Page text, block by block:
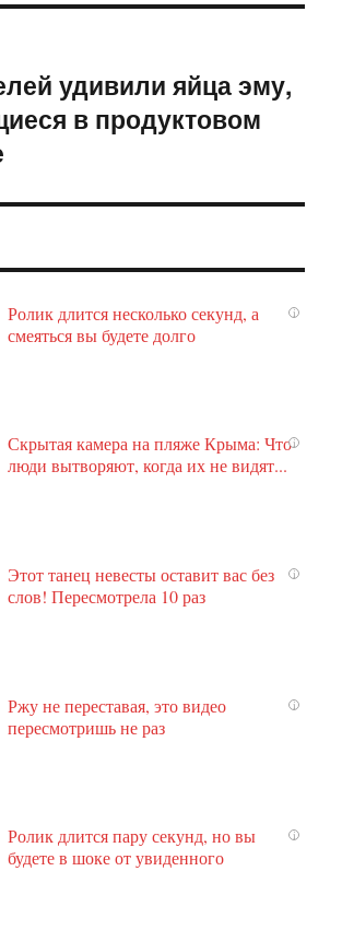
удивили яйца эму,
в продуктовом
i
Ролик длится несколько секунд, а
смеяться вы будете долго
i
Скрытая камера на пляже Крыма: Что
люди вытворяют, когда их не видят...
i
Этот танец невесты оставит вас без
слов! Пересмотрела 10 раз
i
Ржу не переставая, это видео
пересмотришь не раз
i
Ролик длится пару секунд, но вы
будете в шоке от увиденного